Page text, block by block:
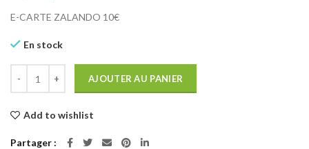
initial
10,00€.
actuel
E-CARTE ZALANDO 10€
En stock
AJOUTER AU PANIER
Add to wishlist
Partager